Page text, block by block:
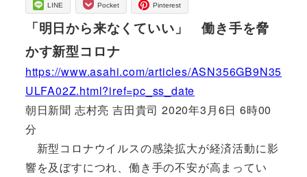
LINE Pocket Pinterest
「明日から来なくていい」 働き手を脅
かす新型コロナ
https://www.asahi.com/articles/ASN356GB9N35
ULFA02Z.html?iref=pc_ss_date
朝日新聞 志村亮 吉田貴司 2020年3月6日 6時00
分
新型コロナウイルスの感染拡大が経済活動に影
響を及ぼすにつれ、働き手の不安が高まってい